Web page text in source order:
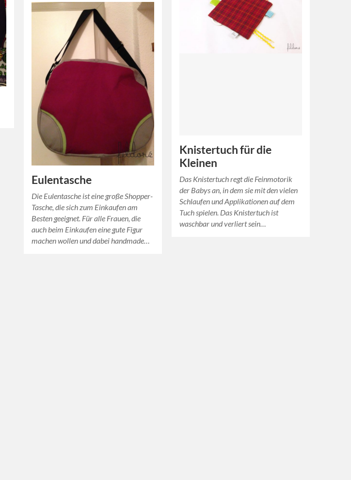
Knistertuch für die
Kleinen
Das Knistertuch regt die Feinmotorik
der Babys an, in dem sie mit den vielen
Schlaufen und Applikationen auf dem
Tuch spielen. Das Knistertuch ist
waschbar und verliert sein…
Eulentasche
Die Eulentasche ist eine große Shopper-
Tasche, die sich zum Einkaufen am
Besten geeignet. Für alle Frauen, die
auch beim Einkaufen eine gute Figur
machen wollen und dabei handmade…